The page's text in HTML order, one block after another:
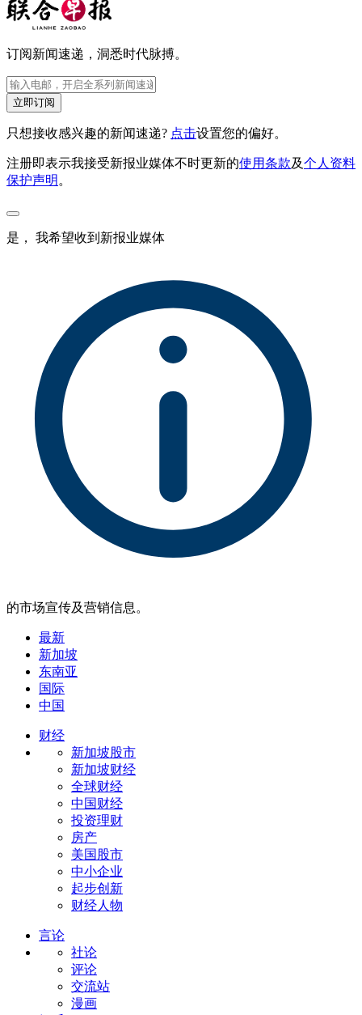
订阅新闻速递，洞悉时代脉搏。
立即订阅
只想接收感兴趣的新闻速递? 点击设置您的偏好。
注册即表示我接受新报业媒体不时更新的使用条款及个人资料
保护声明 。
是， 我希望收到新报业媒体
的市场宣传及营销信息。
最新
新加坡
东南亚
国际
中国
财经
新加坡股市
新加坡财经
全球财经
中国财经
投资理财
房产
美国股市
中小企业
起步创新
财经人物
言论
社论
评论
交流站
漫画